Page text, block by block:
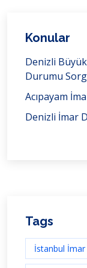
Konular
Denizli
Durumu
Acıpayam
Denizli İmar
Tags
İstanbul